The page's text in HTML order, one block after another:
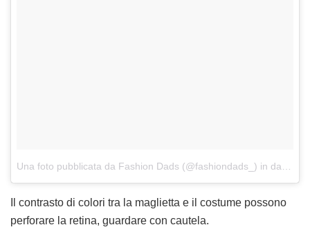
Una foto pubblicata da Fashion Dads (@fashiondads_) in data:
Il contrasto di colori tra la maglietta e il costume possono
perforare la retina, guardare con cautela.